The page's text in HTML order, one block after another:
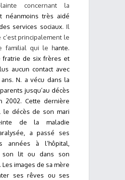
concernant la
néanmoins très aidé
services sociaux. Il
principalement le
familial qui le hante.
fratrie de six frères et
aucun contact avec
N. a vécu dans la
jusqu’au décès
2002. Cette dernière
le décès de son mari
de la maladie
a passé ses
années à l’hôpital,
son lit ou dans son
images de sa mère
ses rêves ou ses